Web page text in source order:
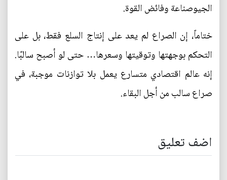
الجيوصناعة وفائض القوة.
ختاماً، إن الصراع لم يعد على إنتاج السلع فقط، بل على
التحكم بوجهتها وتوقيتها وسعرها… حتى لو أصبح سالبًا.
إنه عالم اقتصادي متسارع يعمل بلا توازنات موجبة، في
صراع سالب من أجل البقاء.
اضف تعليق